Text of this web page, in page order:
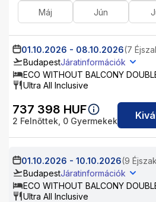
Máj Jún
01.10.2026 - 08.10.2026(7
BudapestJáratinformációk
ECO WITHOUT BALCONY
Ultra All Inclusive
737 398 HUF
2 Felnőttek, 0 Gyermekek
01.10.2026 - 10.10.2026(9
BudapestJáratinformációk
ECO WITHOUT BALCONY
Ultra All Inclusive